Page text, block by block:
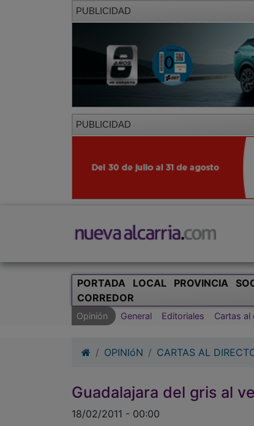
PUBLICIDAD
PUBLICIDAD
PORTADA LOCAL PROVINCIA
CORREDOR
Opinión General Editoriales Cartas al
OPINIóN CARTAS AL
Guadalajara del gris al
18/02/2011 - 00:00